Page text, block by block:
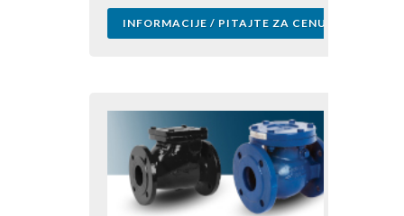
INFORMACIJE / PITAJTE ZA CENU